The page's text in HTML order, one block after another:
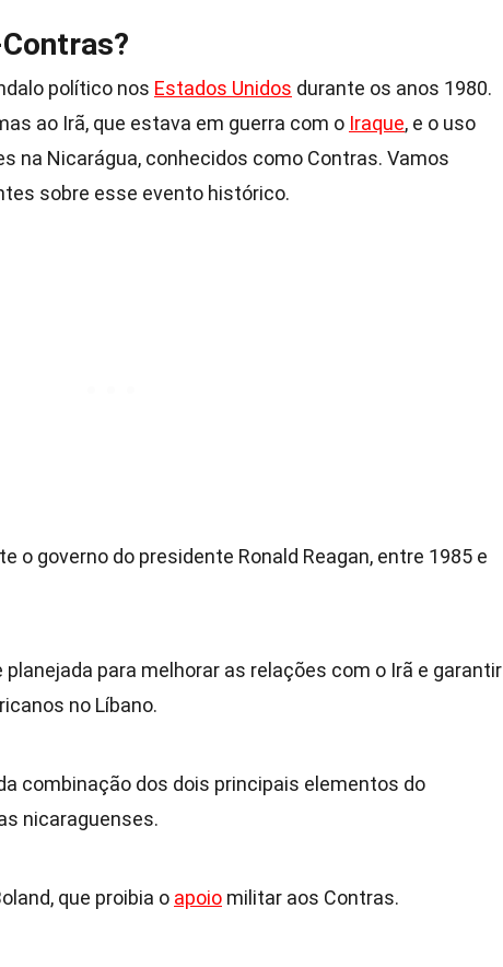
político nos Estados Unidos durante os anos 1980.
ao Irã, que estava em guerra com o Iraque, e o uso
na Nicarágua, conhecidos como Contras. Vamos
sobre esse evento histórico.
o governo do presidente Ronald Reagan, entre 1985 e
para melhorar as relações com o Irã e garantir
no Líbano.
combinação dos dois principais elementos do
nicaraguenses.
que proibia o apoio militar aos Contras.